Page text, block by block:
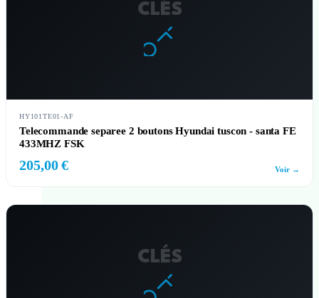
CLÉS
HY101TE01-AF
Telecommande separee 2 boutons Hyundai tuscon - santa FE
433MHZ FSK
205,00 € Voir →
CLÉS